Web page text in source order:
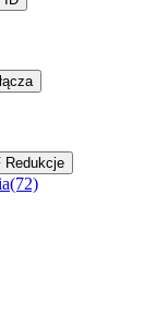
Redukcje
(72)